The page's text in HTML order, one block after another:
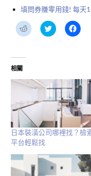
填問券賺零用錢! 每天
分
享
開
啟)
分
享
開
按
一
新
視
窗
中
開
啟)
相關
日本裝潢公司哪裡找？檢
平台輕鬆找